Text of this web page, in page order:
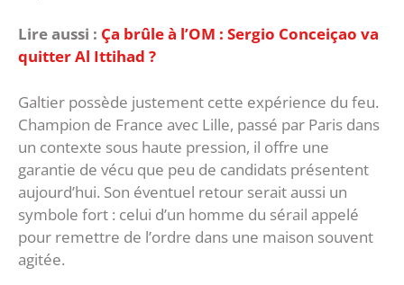
Lire aussi : Ça brûle à l’OM : Sergio Conceiçao va
quitter Al Ittihad ?
‎Galtier possède justement cette expérience du feu.
Champion de France avec Lille, passé par Paris dans
un contexte sous haute pression, il offre une
garantie de vécu que peu de candidats présentent
aujourd’hui. Son éventuel retour serait aussi un
symbole fort : celui d’un homme du sérail appelé
pour remettre de l’ordre dans une maison souvent
agitée.